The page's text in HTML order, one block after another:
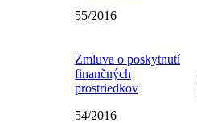
55/2016
Zmluva o poskytnutí
finančných
prostriedkov
54/2016